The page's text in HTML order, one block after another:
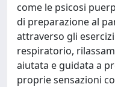
come le psicosi
di preparazione al
attraverso gli
respiratorio,
aiutata e guidata a
proprie sensazioni